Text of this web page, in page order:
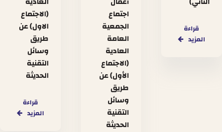
قراءة
المزيد
اجتماع
الجمعية
العامة
العادية
(الاجتماع
الأول) عن
طريق
وسائل
التقنية
الحديثة
(الاجتماع
الاول) عن
طريق
وسائل
التقنية
الحديثة
قراءة
المزيد